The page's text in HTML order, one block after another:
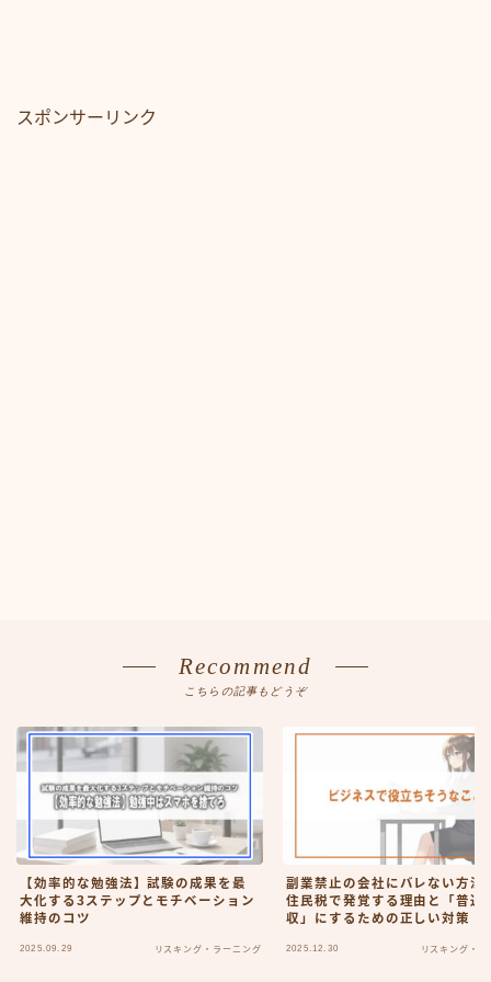
スポンサーリンク
Recommend
こちらの記事もどうぞ
【効率的な勉強法】試験の成果を最
大化する3ステップとモチベーション
維持のコツ
2025.09.29 リスキング・ラーニング
副業禁止の会社にバレない方法
住民税で発覚する理由と「普通
収」にするための正しい対策【
2025.12.30 リスキング・